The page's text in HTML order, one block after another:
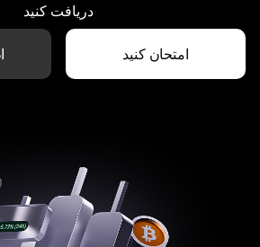
دریافت کنید
امتحان کنید